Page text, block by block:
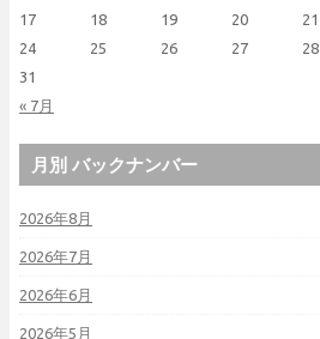
« 7月
17 18 19 20 21
24
25 26 27 28
31
月別 バックナンバー
2026年8月
2026年7月
2026年6月
2026年5月